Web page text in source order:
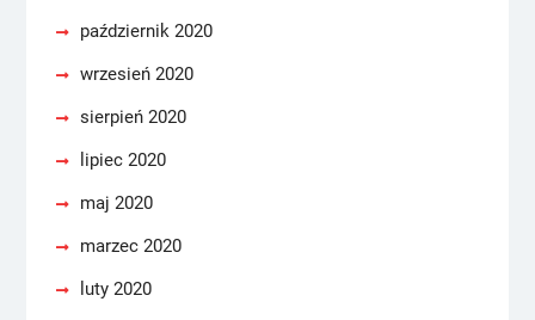
październik 2020
wrzesień 2020
sierpień 2020
lipiec 2020
maj 2020
marzec 2020
luty 2020